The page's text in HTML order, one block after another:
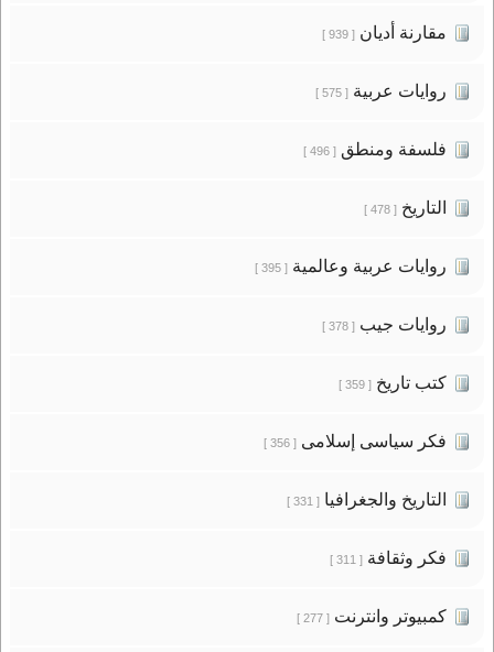
مقارنة أديان[ 939 ]
روايات عربية[ 575 ]
فلسفة ومنطق[ 496 ]
التاريخ[ 478 ]
روايات عربية وعالمية[ 395 ]
روايات جيب[ 378 ]
كتب تاريخ[ 359 ]
فكر سياسى إسلامى[ 356 ]
التاريخ والجغرافيا[ 331 ]
فكر وثقافة[ 311 ]
كمبيوتر وانترنت[ 277 ]